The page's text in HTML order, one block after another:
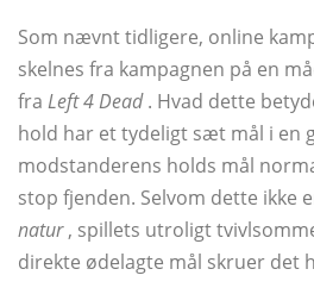
Som nævnt tidligere, online
skelnes fra kampagnen på en
fra Left 4 Dead. Hvad dette
hold har et tydeligt sæt mål i en
modstanderens holds mål
stop fjenden. Selvom dette ikke
natur, spillets utroligt
direkte ødelagte mål skruer det